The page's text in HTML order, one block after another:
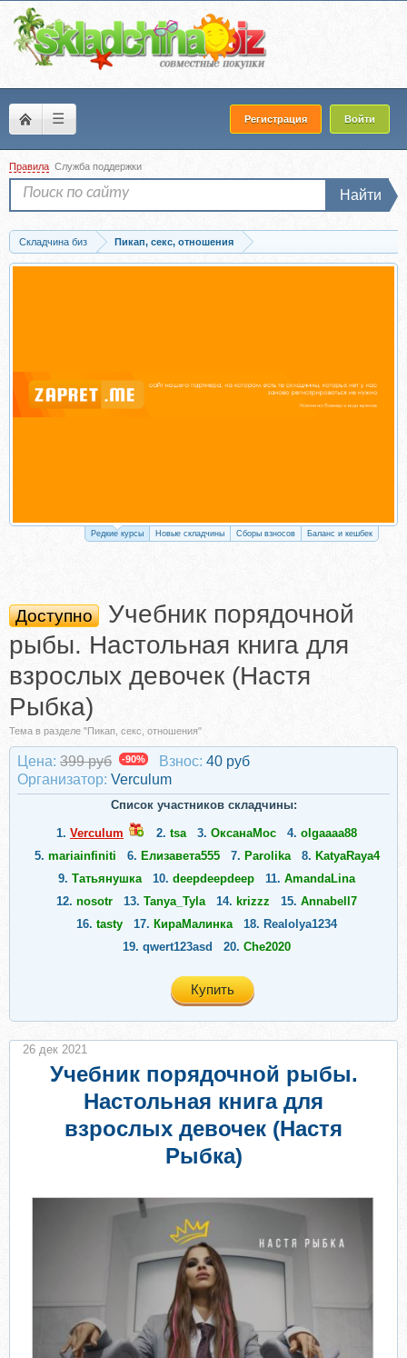
☰ Регистрация Войти
Правила Служба поддержки
Найти
Складчина биз
Пикап, секс, отношения
Скачать Учебник порядочной рыбы. Настольная книга для взрослых девочек...
Редкие курсы Новые складчины Сборы взносов Баланс и кешбек
Доступно
Учебник порядочной
рыбы. Настольная книга для
взрослых девочек (Настя
Рыбка)
Тема в разделе "Пикап, секс, отношения"
Цена: 399 руб -90% Взнос: 40 руб
Организатор: Verculum
Список участников складчины:
1. Verculum 2. tsa 3. ОксанаМос 4. olgaaaa88
5. mariainfiniti 6. Елизавета555 7. Parolika 8. KatyaRaya4
9. Татьянушка 10. deepdeepdeep 11. AmandaLina
12. nosotr 13. Tanya_Tyla 14. krizzz 15. Annabell7
16. tasty 17. КираМалинка 18. Realolya1234
19. qwert123asd 20. Che2020
Купить
Учебник порядочной рыбы.
Настольная книга для
взрослых девочек (Настя
Рыбка)
26 дек 2021